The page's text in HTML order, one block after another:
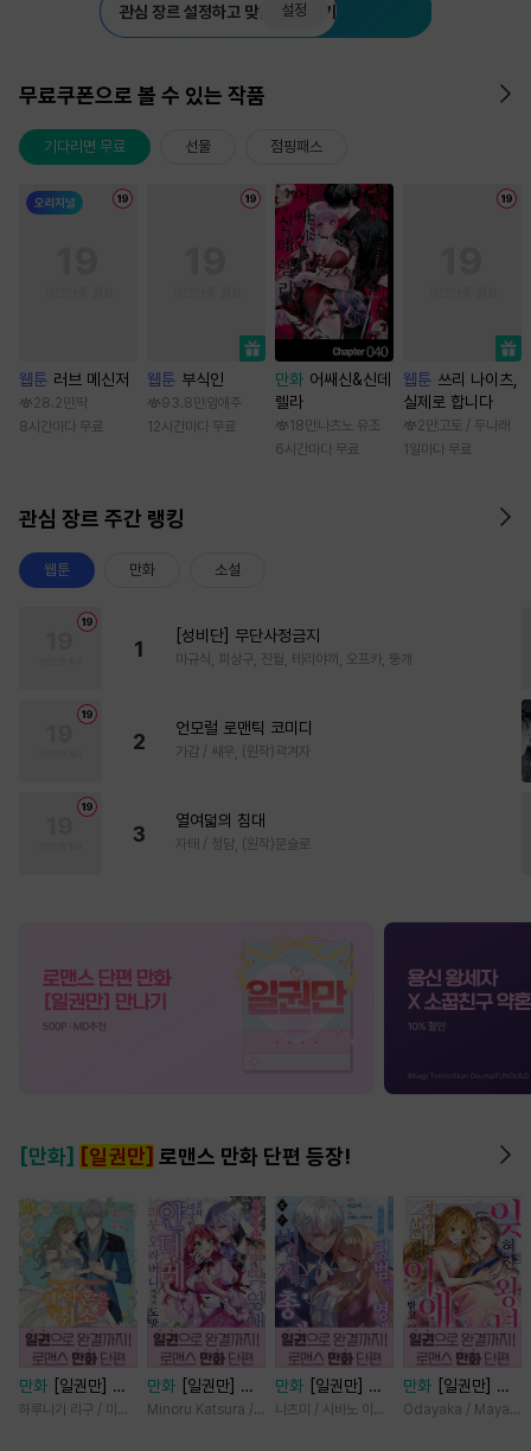
관심 장르 설정하고 맞춤 추천 받기
설정
무료쿠폰으로 볼 수 있는 작품
기다리면 무료 선물 점핑패스
웹툰 러브 메신저
28.2만 딱
8시간마다 무료
웹툰 부식인
93.8만 임애주
12시간마다 무료
만화 어쌔신&신데
렐라
18만 나츠노 유조
6시간마다 무료
웹툰 쓰리 나이츠,
실제로 합니다
2만 고토 / 두나래
1일마다 무료
관심 장르 주간 랭킹
웹툰 만화 소설
1
[성비단] 무단사정금지
마규식, 피상구, 진월, 테리야끼, 오프카, 뚱개
2
언모럴 로맨틱 코미디
가감 / 쌔우, (원작)곽겨자
3
열여덟의 침대
자태 / 청담, (원작)문슬로
[만화] [일권만] 로맨스 만화 단편 등장!
만화
[일권만] 제
약혼은 취소되었습
하루나기 리구 / 미즈메
만화
[일권만] 기
억상실 악역 영애
Minoru Katsura / Mizune
만화
[일권만] 모
든 것을 포기한 평
나츠미 / 시바노 이즈미
만화
[일권만] 잊
혀진 왕녀지만 정
Odayaka / Maya